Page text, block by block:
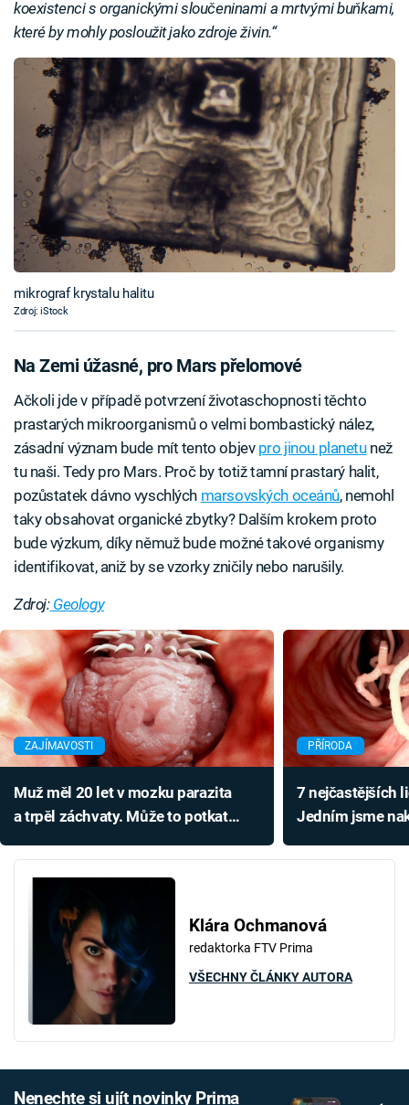
koexistenci s organickými sloučeninami a mrtvými buňkami,
které by mohly posloužit jako zdroje živin.“
mikrograf krystalu halitu
Zdroj: iStock
Na Zemi úžasné, pro Mars přelomové
Ačkoli jde v případě potvrzení životaschopnosti těchto
prastarých mikroorganismů o velmi bombastický nález,
zásadní význam bude mít tento objev pro jinou planetunež
tu naši. Tedy pro Mars. Proč by totiž tamní prastarý halit,
pozůstatek dávno vyschlých marsovských oceánů, nemohl
taky obsahovat organické zbytky? Dalším krokem proto
bude výzkum, díky němuž bude možné takové organismy
identifikovat, aniž by se vzorky zničily nebo narušily.
Zdroj:Geology
ZAJÍMAVOSTI
Muž měl 20 let v mozku parazita
a trpěl záchvaty. Může to potkat
PŘÍRODA
7 nejčastějších
Jedním jsme
Klára Ochmanová
redaktorka FTV Prima
VŠECHNY ČLÁNKY AUTORA
Nenechte si ujít novinky Prima